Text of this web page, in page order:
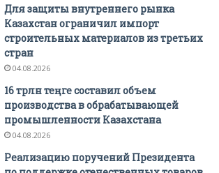
Для защиты внутреннего рынка
Казахстан ограничил импорт
строительных материалов из третьих
стран
04.08.2026
16 трлн теңге составил объем
производства в обрабатывающей
промышленности Казахстана
04.08.2026
Реализацию поручений Президента